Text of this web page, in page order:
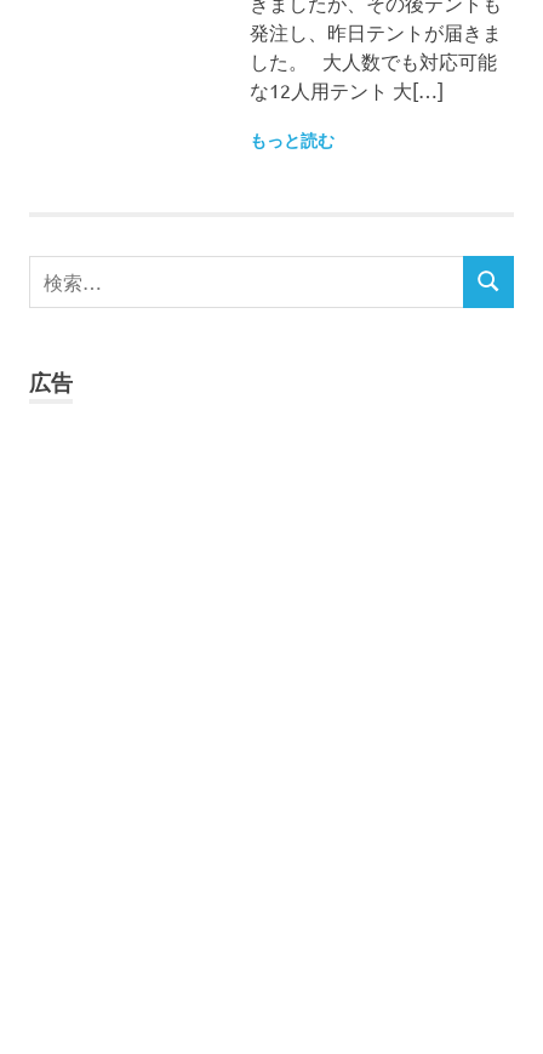
発注し、昨日テントが届きま
した。 大人数でも対応可能
な12人用テント 大[…]
もっと読む
検
索
検
索
広告